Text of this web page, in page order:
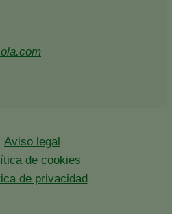
Aviso legal
de cookies
de privacidad